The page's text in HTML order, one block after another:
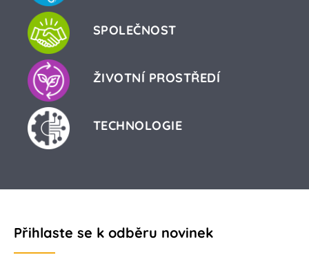
SPOLEČNOST
ŽIVOTNÍ PROSTŘEDÍ
TECHNOLOGIE
Přihlaste se k odběru novinek